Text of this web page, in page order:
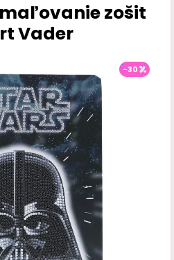
zošit
Vader
-30